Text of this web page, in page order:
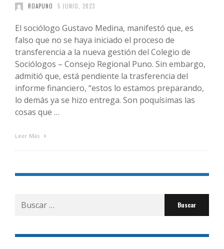
ROAPUNO 5 JUNIO, 2023
El sociólogo Gustavo Medina, manifestó que, es
falso que no se haya iniciado el proceso de
transferencia a la nueva gestión del Colegio de
Sociólogos – Consejo Regional Puno. Sin embargo,
admitió que, está pendiente la trasferencia del
informe financiero, “estos lo estamos preparando,
lo demás ya se hizo entrega. Son poquísimas las
cosas que …
Leer Más
Buscar
por: